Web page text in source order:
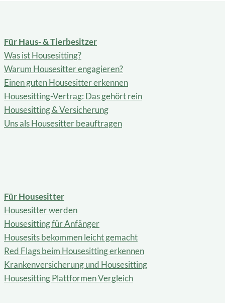
Für Haus- & Tierbesitzer
Was ist Housesitting?
Warum Housesitter engagieren?
Einen guten Housesitter erkennen
Housesitting-Vertrag: Das gehört rein
Housesitting & Versicherung
Uns als Housesitter beauftragen
Für Housesitter
Housesitter werden
Housesitting für Anfänger
Housesits bekommen leicht gemacht
Red Flags beim Housesitting erkennen
Krankenversicherung und Housesitting
Housesitting Plattformen Vergleich